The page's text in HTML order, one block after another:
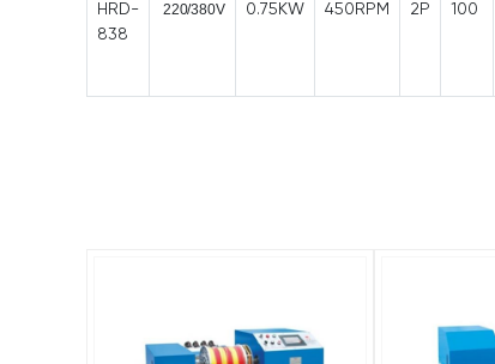
HRD-
838
220/380V 0.75KW 450RPM 2P 100